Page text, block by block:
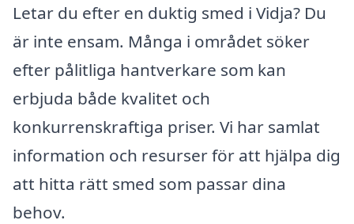
Letar du efter en duktig smed i Vidja? Du
är inte ensam. Många i området söker
efter pålitliga hantverkare som kan
erbjuda både kvalitet och
konkurrenskraftiga priser. Vi har samlat
information och resurser för att hjälpa dig
att hitta rätt smed som passar dina
behov.